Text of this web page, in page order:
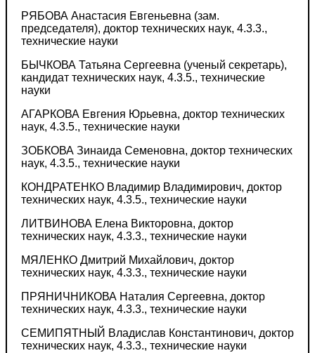
РЯБОВА Анастасия Евгеньевна (зам.
председателя), доктор технических наук, 4.3.3.,
технические науки
БЫЧКОВА Татьяна Сергеевна (ученый секретарь),
кандидат технических наук, 4.3.5., технические
науки
АГАРКОВА Евгения Юрьевна, доктор технических
наук, 4.3.5., технические науки
ЗОБКОВА Зинаида Семеновна, доктор технических
наук, 4.3.5., технические науки
КОНДРАТЕНКО Владимир Владимирович, доктор
технических наук, 4.3.5., технические науки
ЛИТВИНОВА Елена Викторовна, доктор
технических наук, 4.3.3., технические науки
МЯЛЕНКО Дмитрий Михайлович, доктор
технических наук, 4.3.3., технические науки
ПРЯНИЧНИКОВА Наталия Сергеевна, доктор
технических наук, 4.3.3., технические науки
СЕМИПЯТНЫЙ Владислав Константинович, доктор
технических наук, 4.3.3., технические науки